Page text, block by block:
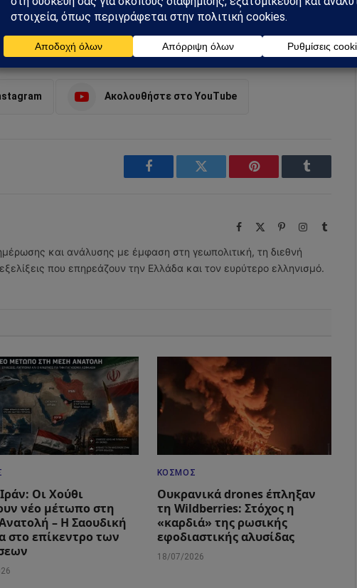
Ακολουθήστε στο YouTube
Facebook Twitter Pinterest Tumblr
Facebook PinterestInstagramTumblr
και ανάλυσης με έμφαση στη γεωπολιτική, τη διεθνή
που επηρεάζουν την Ελλάδα και τον ευρύτερο ελληνισμό.
Οι Χούθι
νέο μέτωπο στη
– Η Σαουδική
στο επίκεντρο των
ΚΌΣΜΟΣ
Ουκρανικά drones έπληξαν
τη Wildberries: Στόχος η
«καρδιά» της ρωσικής
εφοδιαστικής αλυσίδας
18/07/2026